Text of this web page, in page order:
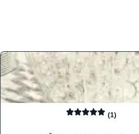
(1)